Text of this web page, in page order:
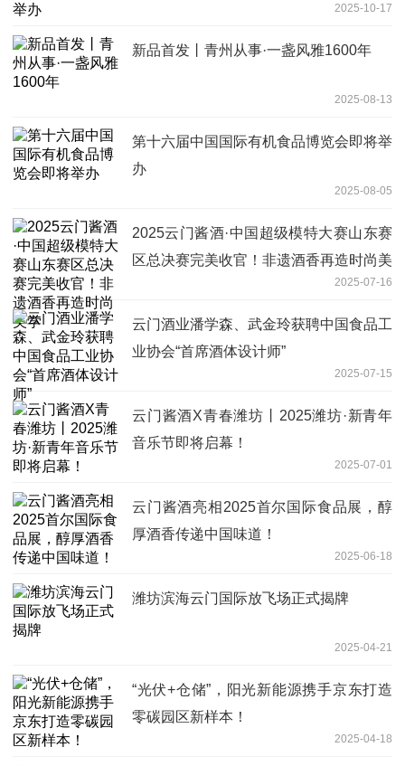
2025-10-17
新品首发丨青州从事·一盏风雅1600年
2025-08-13
第十六届中国国际有机食品博览会即将举
办
2025-08-05
2025云门酱酒·中国超级模特大赛山东赛
区总决赛完美收官！非遗酒香再造时尚美
2025-07-16
云门酒业潘学森、武金玲获聘中国食品工
业协会“首席酒体设计师”
2025-07-15
云门酱酒X青春潍坊丨2025潍坊·新青年
音乐节即将启幕！
2025-07-01
云门酱酒亮相2025首尔国际食品展，醇
厚酒香传递中国味道！
2025-06-18
潍坊滨海云门国际放飞场正式揭牌
2025-04-21
“光伏+仓储”，阳光新能源携手京东打造
零碳园区新样本！
2025-04-18